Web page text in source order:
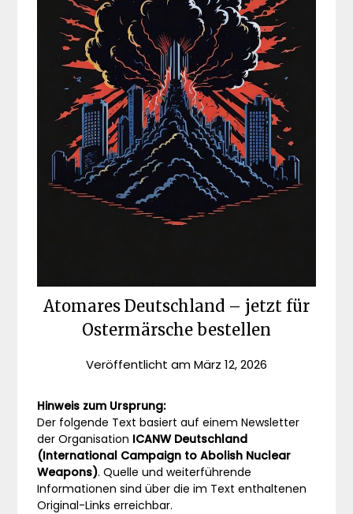
Atomares Deutschland – jetzt für
Ostermärsche bestellen
Veröffentlicht amMärz 12, 2026
Hinweis zum Ursprung:
Der folgende Text basiert auf einem Newsletter
der Organisation ICANW Deutschland
(International Campaign to Abolish Nuclear
Weapons). Quelle und weiterführende
Informationen sind über die im Text enthaltenen
Original-Links erreichbar.